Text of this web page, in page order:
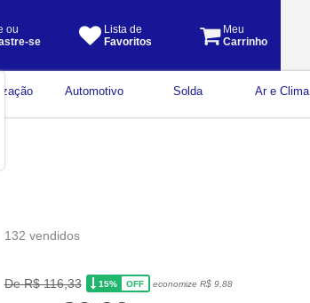
ou
se
Lista de
Favoritos
Meu
Carrinho
Automotivo Solda Ar e Clima
132 vendidos
De R$ 116,33 15% OFF economize R$ 9,88